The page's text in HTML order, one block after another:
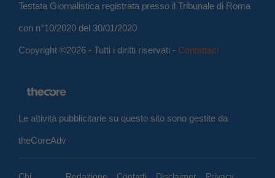
Testata Giornalistica registrata presso il Tribunale di Roma
con n°10/2020 del 30/01/2020
Copyright ©2026 - Tutti i diritti riservati - Contattaci
Le attività pubblicitarie su questo sito sono gestite da
theCoreAdv